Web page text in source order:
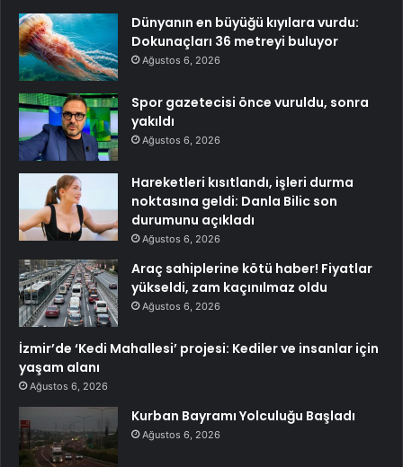
Dünyanın en büyüğü kıyılara vurdu:
Dokunaçları 36 metreyi buluyor
Ağustos 6, 2026
Spor gazetecisi önce vuruldu, sonra
yakıldı
Ağustos 6, 2026
Hareketleri kısıtlandı, işleri durma
noktasına geldi: Danla Bilic son
durumunu açıkladı
Ağustos 6, 2026
Araç sahiplerine kötü haber! Fiyatlar
yükseldi, zam kaçınılmaz oldu
Ağustos 6, 2026
İzmir’de ‘Kedi Mahallesi’ projesi: Kediler ve insanlar için
yaşam alanı
Ağustos 6, 2026
Kurban Bayramı Yolculuğu Başladı
Ağustos 6, 2026